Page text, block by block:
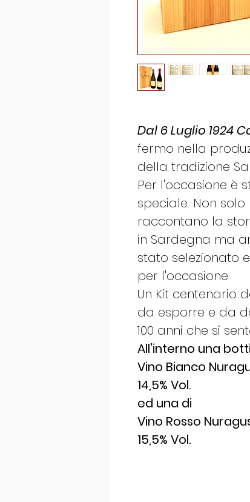
Dal 6 Luglio 1924
fermo nella
della tradizione
Per l'occasione è
speciale. Non
raccontano la
in Sardegna ma
stato selezionato
per l'occasione.
Un Kit centenario
da esporre e da
100 anni che si
All'interno una
Vino Bianco
14,5% Vol.
ed una di
Vino Rosso
15,5% Vol.